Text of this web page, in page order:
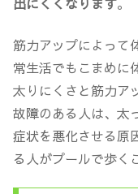
筋力アップによって
常生活でもこまめに
太りにくさと筋力ア
故障のある人は、太
症状を悪化させる原
る人がプールで歩く